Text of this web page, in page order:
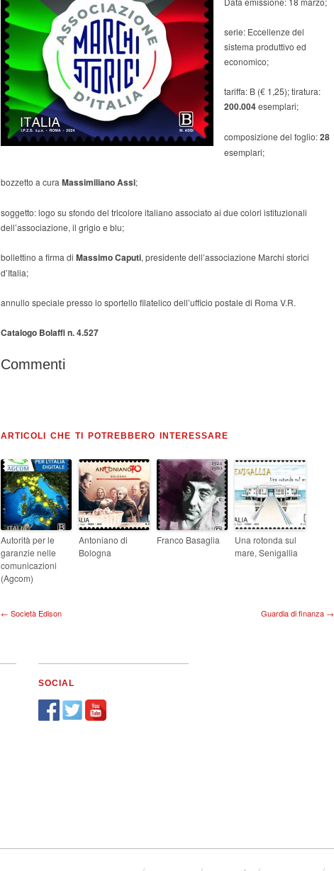
serie: Eccellenze del
sistema produttivo ed
economico;
tariffa: B (€ 1,25); tiratura:
200.004esemplari;
composizione del foglio:28
esemplari;
bozzetto a cura Massimiliano Assi;
soggetto: logo su sfondo del tricolore italiano associato ai due colori istituzionali
dell’associazione, il grigio e blu;
bollettino a firma di Massimo Caputi, presidente dell’associazione Marchi storici
d’Italia;
annullo speciale presso lo sportello filatelico dell’ufficio postale di Roma V.R.
Catalogo Bolaffi n. 4.527
Commenti
ARTICOLI CHE TI POTREBBERO INTERESSARE
Autorità per le
garanzie nelle
comunicazioni
(Agcom)
Antoniano di
Bologna
Franco Basaglia
Una rotonda sul
mare, Senigallia
← Società Edison Guardia di finanza →
SOCIAL